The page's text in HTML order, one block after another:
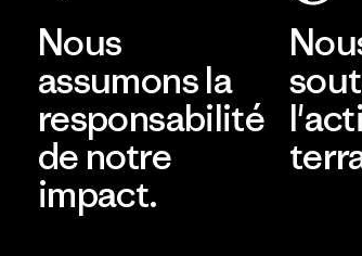
Nous
assumons la
responsabilité
de notre
impact.